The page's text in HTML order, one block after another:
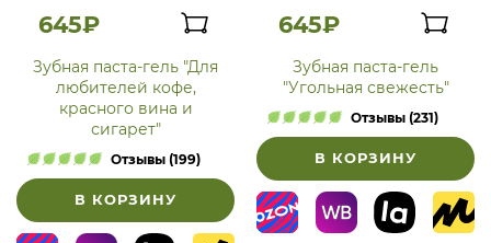
645₽
Зубная паста-гель "Для
любителей кофе,
красного вина и
сигарет"
Отзывы (199)
В КОРЗИНУ
645₽
Зубная паста-гель
"Угольная свежесть"
Отзывы (231)
В КОРЗИНУ